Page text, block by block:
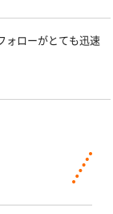
ォローがとても迅速